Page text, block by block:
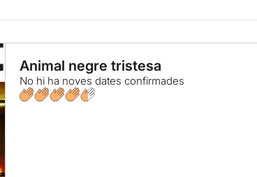
Animal negre tristesa
No hi ha noves dates confirmades